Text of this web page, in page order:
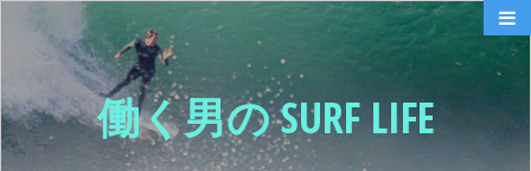
働く男の SURF LIFE